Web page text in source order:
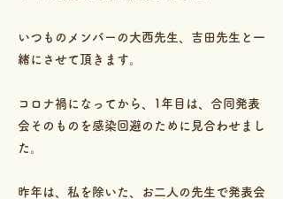
いつものメンバーの大西先生、吉田先生と一
緒にさせて頂きます。
コロナ禍になってから、1年目は、合同発表
会そのものを感染回避のために見合わせまし
た。
昨年は、私を除いた、お二人の先生で発表会